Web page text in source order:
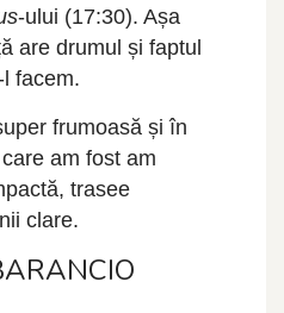
-ului (17:30). Așa
are drumul și faptul
facem.
frumoasă și în
am fost am
trasee
clare.